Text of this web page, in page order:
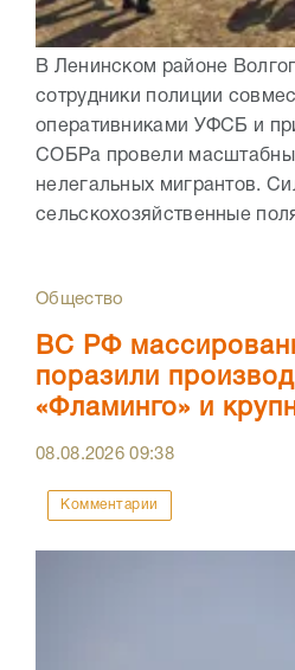
В Ленинском районе
сотрудники полиции
оперативниками УФСБ и
СОБРа провели
нелегальных мигрантов.
сельскохозяйственные
Общество
ВС РФ
поразили
«Фламинго» и
08.08.202609:38
Комментарии